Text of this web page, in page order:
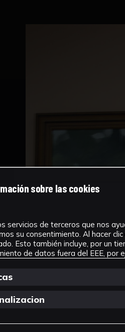
sobre las cookies
servicios de terceros que nos
su consentimiento. Al hacer
Esto también incluye, por un
de datos fuera del EEE, por